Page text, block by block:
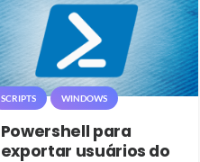
SCRIPTS WINDOWS
Powershell para
exportar usuários do